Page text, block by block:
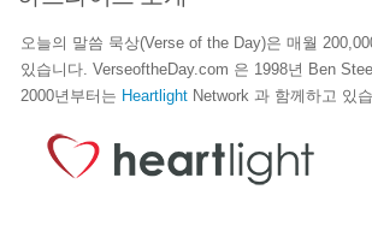
오늘의 말씀 묵상(Verse of the Day)은 매월
있습니다. VerseoftheDay.com 은 1998년 Ben
2000년부터는 Heartlight Network 과 함께하고 있